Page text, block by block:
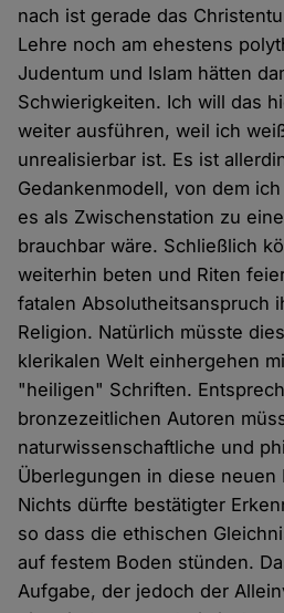
nach ist gerade das
Lehre noch am ehestens
Judentum und Islam hätten
Schwierigkeiten. Ich will das
weiter ausführen, weil ich
unrealisierbar ist. Es ist
Gedankenmodell, von dem
es als Zwischenstation zu
brauchbar wäre. Schließlich
weiterhin beten und Riten
fatalen Absolutheitsanspruch
Religion. Natürlich müsste
klerikalen Welt einhergehen
"heiligen" Schriften.
bronzezeitlichen Autoren
naturwissenschaftliche und
Überlegungen in diese neuen
Nichts dürfte bestätigter
so dass die ethischen
auf festem Boden stünden.
Aufgabe, der jedoch der